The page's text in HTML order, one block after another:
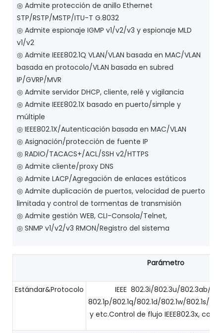
◎ Admite protección de anillo Ethernet
STP/RSTP/MSTP/ITU-T G.8032
◎ Admite espionaje IGMP v1/v2/v3 y espionaje MLD
v1/v2
◎ Admite IEEE802.1Q VLAN/VLAN basada en MAC/VLAN
basada en protocolo/VLAN basada en subred
IP/GVRP/MVR
◎ Admite servidor DHCP, cliente, relé y vigilancia
◎ Admite IEEE802.1X basado en puerto/simple y
múltiple
◎ IEEE802.1X/Autenticación basada en MAC/VLAN
◎ Asignación/protección de fuente IP
◎ RADIO/TACACS+/ACL/SSH v2/HTTPS
◎ Admite cliente/proxy DNS
◎ Admite LACP/Agregación de enlaces estáticos
◎ Admite duplicación de puertos, velocidad de puerto
limitada y control de tormentas de transmisión
◎ Admite gestión WEB, CLI-Consola/Telnet,
◎ SNMP v1/v2/v3 RMON/Registro del sistema
Parámetro
Estándar&Protocolo
IEEE 802.3i/802.3u/802.3ab/
802.1p/802.1q/802.1d/802.1w/802.1s/
y etc.Control de flujo IEEE802.3x,